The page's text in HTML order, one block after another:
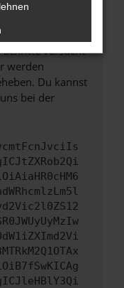
versucht
werden
Du kannst
bei der